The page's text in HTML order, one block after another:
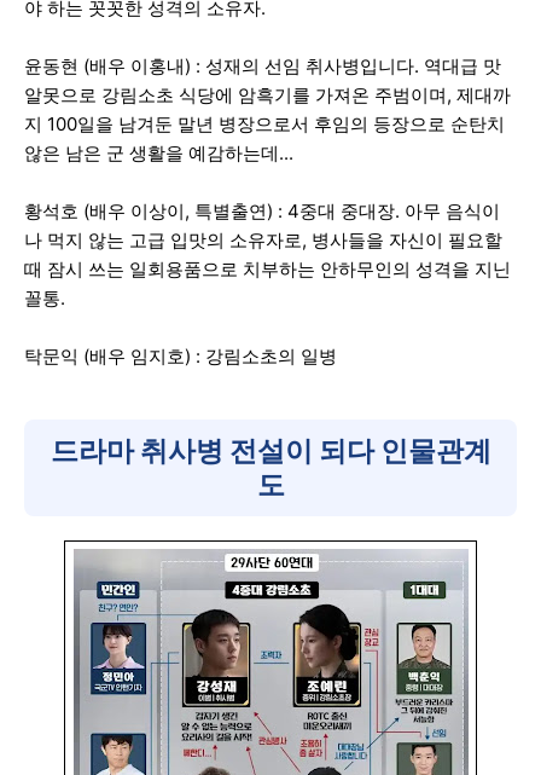
야 하는 꼿꼿한 성격의 소유자.
윤동현 (배우 이홍내) : 성재의 선임 취사병입니다. 역대급 맛
알못으로 강림소초 식당에 암흑기를 가져온 주범이며, 제대까
지 100일을 남겨둔 말년 병장으로서 후임의 등장으로 순탄치
않은 남은 군 생활을 예감하는데...
황석호 (배우 이상이, 특별출연) : 4중대 중대장. 아무 음식이
나 먹지 않는 고급 입맛의 소유자로, 병사들을 자신이 필요할
때 잠시 쓰는 일회용품으로 치부하는 안하무인의 성격을 지닌
꼴통.
탁문익 (배우 임지호) : 강림소초의 일병
드라마 취사병 전설이 되다 인물관계
도